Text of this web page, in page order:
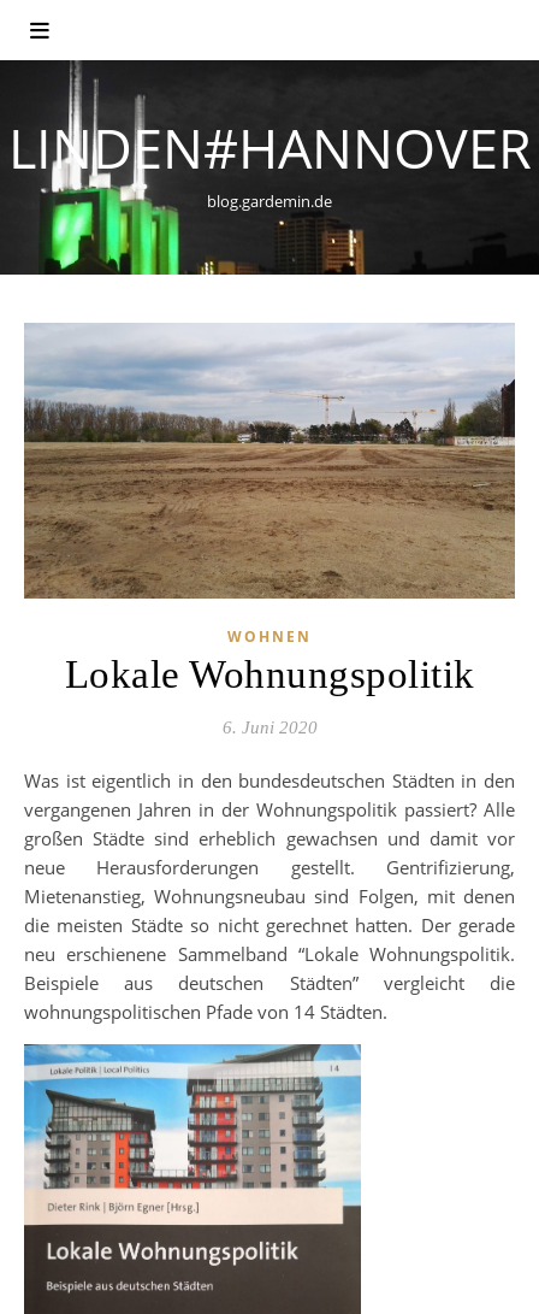
LINDEN#HANNOVER
blog.gardemin.de
WOHNEN
Lokale Wohnungspolitik
6. Juni 2020
Was ist eigentlich in den bundesdeutschen Städten in den
vergangenen Jahren in der Wohnungspolitik passiert? Alle
großen Städte sind erheblich gewachsen und damit vor
neue Herausforderungen gestellt. Gentrifizierung,
Mietenanstieg, Wohnungsneubau sind Folgen, mit denen
die meisten Städte so nicht gerechnet hatten. Der gerade
neu erschienene Sammelband “Lokale Wohnungspolitik.
Beispiele aus deutschen Städten” vergleicht die
wohnungspolitischen Pfade von 14 Städten.